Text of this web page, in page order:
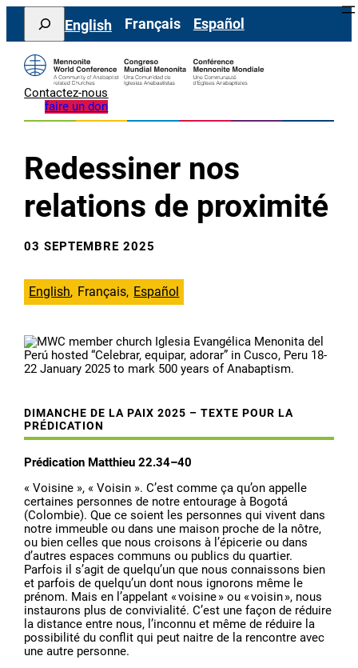
Aller
contenu
Search
English Français Español
Contactez-nous
faire un don
Redessiner nos
relations de proximité
03 SEPTEMBRE 2025
English Français Español
DIMANCHE DE LA PAIX 2025 – TEXTE POUR LA
PRÉDICATION
Prédication Matthieu 22.34–40
« Voisine », « Voisin ». C’est comme ça qu’on appelle
certaines personnes de notre entourage à Bogotá
(Colombie). Que ce soient les personnes qui vivent dans
notre immeuble ou dans une maison proche de la nôtre,
ou bien celles que nous croisons à l’épicerie ou dans
d’autres espaces communs ou publics du quartier.
Parfois il s’agit de quelqu’un que nous connaissons bien
et parfois de quelqu’un dont nous ignorons même le
prénom. Mais en l’appelant « voisine » ou « voisin », nous
instaurons plus de convivialité. C’est une façon de réduire
la distance entre nous, l’inconnu et même de réduire la
possibilité du conflit qui peut naitre de la rencontre avec
une autre personne.